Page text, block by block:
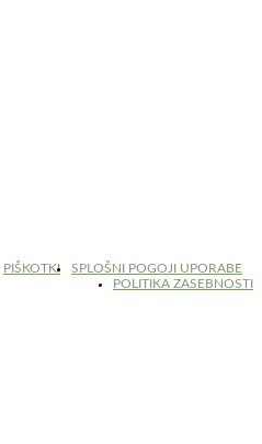
PIŠKOTKI
SPLOŠNI POGOJI UPORABE
POLITIKA ZASEBNOSTI